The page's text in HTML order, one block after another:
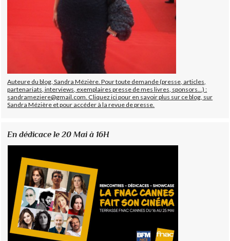
Auteure du blog, Sandra Mézière. Pour toute demande (presse, articles,
partenariats, interviews, exemplaires presse de mes livres, sponsors...) :
sandrameziere@gmail.com. Cliquez ici pour en savoir plus sur ce blog, sur
Sandra Mézière et pour accéder à la revue de presse.
En dédicace le 20 Mai à 16H